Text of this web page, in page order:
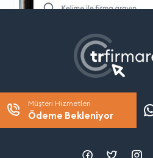
Müşteri Hizmetleri
Ödeme Bekleniyor